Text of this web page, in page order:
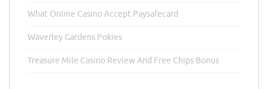
What Online Casino Accept Paysafecard
Waverley Gardens Pokies
Treasure Mile Casino Review And Free Chips Bonus